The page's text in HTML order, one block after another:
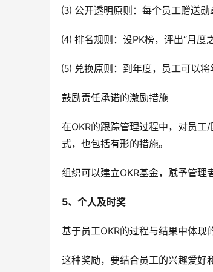
⑶ 公开透明原则：每个员工赠送勋
⑷ 排名规则：设PK榜，评出“月度之
⑸ 兑换原则：到年度，员工可以将
鼓励责任承诺的激励措施
在OKR的跟踪管理过程中，对员
式，也包括有形的措施。
组织可以建立OKR基金，赋予管理
5、个人及时奖
基于员工OKR的过程与结果中体现
这种奖励，要结合员工的兴趣爱好